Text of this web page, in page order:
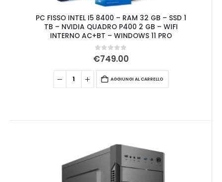
PC FISSO INTEL I5 8400 – RAM 32 GB – SSD 1
TB – NVIDIA QUADRO P400 2 GB – WIFI
INTERNO AC+BT – WINDOWS 11 PRO
0Su 5
€749.00
AGGIUNGI AL CARRELLO